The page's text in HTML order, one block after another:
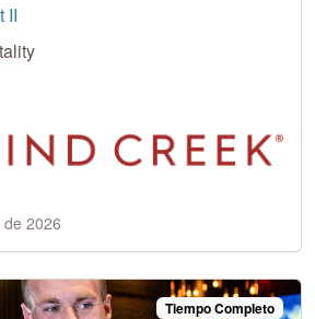
II
2026
Tiempo Completo